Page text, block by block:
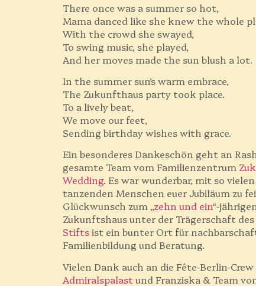
There once was a summer so hot,
Mama danced like she knew the whole
With the crowd she swayed,
To swing music, she played,
And her moves made the sun blush a lot.
In the summer sun’s warm embrace,
The Zukunfthaus party took place.
To a lively beat,
We move our feet,
Sending birthday wishes with grace.
Ein besonderes Dankeschön geht an
gesamte Team vom Familienzentrum
Wedding. Es war wunderbar, mit so
tanzenden Menschen euer Jubiläum zu
Glückwunsch zum „zehn und ein“-
Zukunftshaus unter der Trägerschaft des
Stiftsist ein bunter Ort für
Familienbildung und Beratung.
Vielen Dank auch an die Fête-Berlin-
Admiralspalastund Franziska & Team